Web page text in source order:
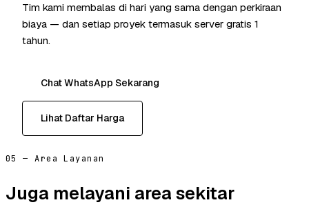
Tim kami membalas di hari yang sama dengan perkiraan
biaya — dan setiap proyek termasuk server gratis 1
tahun.
Chat WhatsApp Sekarang
Lihat Daftar Harga
05 — Area Layanan
Juga melayani area sekitar